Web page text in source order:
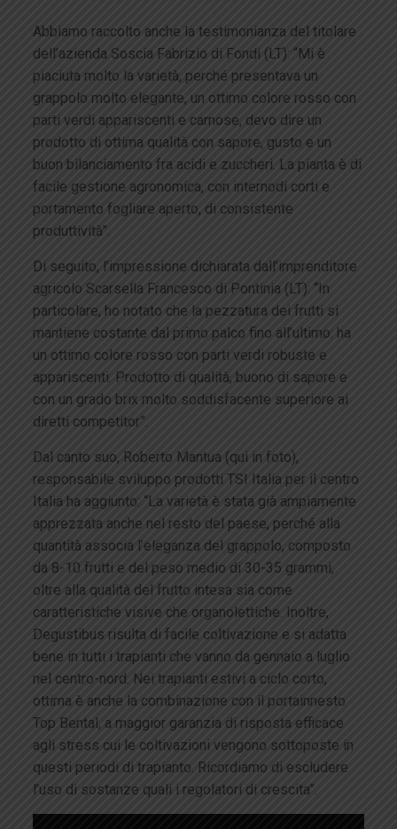
Abbiamo raccolto anche la testimonianza del titolare
dell’azienda Soscia Fabrizio di Fondi (LT): “Mi è
piaciuta molto la varietà, perché presentava un
grappolo molto elegante, un ottimo colore rosso con
parti verdi appariscenti e carnose, devo dire un
prodotto di ottima qualità con sapore, gusto e un
buon bilanciamento fra acidi e zuccheri. La pianta è di
facile gestione agronomica, con internodi corti e
portamento fogliare aperto, di consistente
produttività”.
Di seguito, l’impressione dichiarata dall’imprenditore
agricolo Scarsella Francesco di Pontinia (LT): “In
particolare, ho notato che la pezzatura dei frutti si
mantiene costante dal primo palco fino all’ultimo: ha
un ottimo colore rosso con parti verdi robuste e
appariscenti. Prodotto di qualità, buono di sapore e
con un grado brix molto soddisfacente superiore ai
diretti competitor”.
Dal canto suo, Roberto Mantua (qui in foto),
responsabile sviluppo prodotti TSI Italia per il centro
Italia ha aggiunto: “La varietà è stata già ampiamente
apprezzata anche nel resto del paese, perché alla
quantità associa l’eleganza del grappolo, composto
da 8-10 frutti e del peso medio di 30-35 grammi,
oltre alla qualità del frutto intesa sia come
caratteristiche visive che organolettiche. Inoltre,
Degustibus risulta di facile coltivazione e si adatta
bene in tutti i trapianti che vanno da gennaio a luglio
nel centro-nord. Nei trapianti estivi a ciclo corto,
ottima è anche la combinazione con il portainnesto
Top Bental, a maggior garanzia di risposta efficace
agli stress cui le coltivazioni vengono sottoposte in
questi periodi di trapianto. Ricordiamo di escludere
l’uso di sostanze quali i regolatori di crescita”.